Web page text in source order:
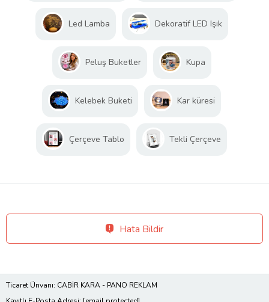
Led Lamba Dekoratif LED Işık
Peluş Buketler Kupa
Kelebek Buketi Kar küresi
Çerçeve Tablo Tekli Çerçeve
Hata Bildir
Ticaret Ünvanı: CABİR KARA - PANO REKLAM